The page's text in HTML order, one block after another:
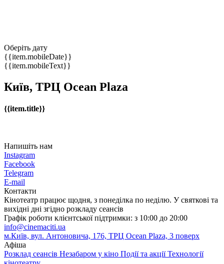
Оберіть дату
{{item.mobileDate}}
{{item.mobileText}}
Київ, ТРЦ Ocean Plaza
{{item.title}}
Напишіть нам
Instagram
Facebook
Telegram
E-mail
Контакти
Кінотеатр працює щодня, з понеділка по неділю. У святкові та
вихідні дні згідно розкладу сеансів
Графік роботи клієнтської підтримки: з 10:00 до 20:00
info@cinemaciti.ua
м.Київ, вул. Антоновича, 176, ТРЦ Ocean Plaza, 3 поверх
Афіша
Розклад сеансів Незабаром у кіно Події та акціїТехнології